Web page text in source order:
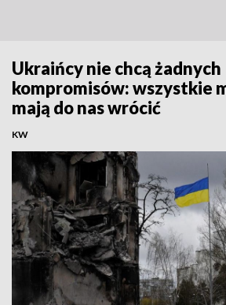
Ukraińcy nie chcą żadnych
kompromisów: wszystkie
mają do nas wrócić
KW